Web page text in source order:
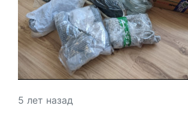
5 лет назад